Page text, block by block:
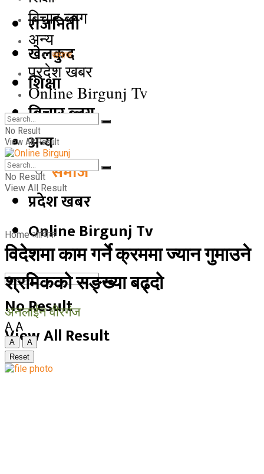
राजनिती
खेलकुद
शिक्षा
बिचार ब्लग
अन्य
समाज
प्रदेश खबर
Online Birgunj Tv
No Result
View All Result
बिचार ब्लग
अन्य
समाज
प्रदेश खबर
Online Birgunj Tv
No Result
View All Result
No Result
View All Result
Home आर्थिक
विदेशमा काम गर्ने क्रममा ज्यान गुमाउने
श्रमिकको सङ्ख्या बढ्दो
अनलाईन वीरगंज
A A
A
A
Reset